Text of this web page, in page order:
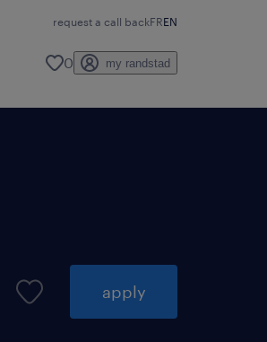
request a call backFREN
0 my randstad
apply